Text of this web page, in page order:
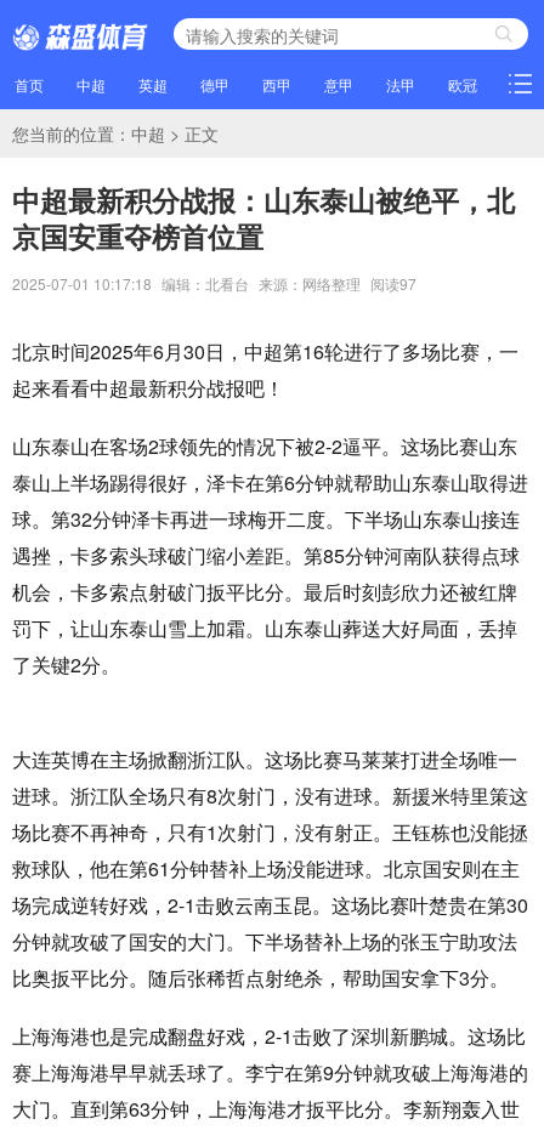
首页 中超 英超 德甲 西甲 意甲 法甲 欧冠 NBA
您当前的位置： 中超 > 正文
中超最新积分战报：山东泰山被绝平，北
京国安重夺榜首位置
2025-07-01 10:17:18 编辑：北看台 来源：网络整理 阅读97
北京时间2025年6月30日，中超第16轮进行了多场比赛，一
起来看看中超最新积分战报吧！
山东泰山在客场2球领先的情况下被2-2逼平。这场比赛山东
泰山上半场踢得很好，泽卡在第6分钟就帮助山东泰山取得进
球。第32分钟泽卡再进一球梅开二度。下半场山东泰山接连
遇挫，卡多索头球破门缩小差距。第85分钟河南队获得点球
机会，卡多索点射破门扳平比分。最后时刻彭欣力还被红牌
罚下，让山东泰山雪上加霜。山东泰山葬送大好局面，丢掉
了关键2分。
大连英博在主场掀翻浙江队。这场比赛马莱莱打进全场唯一
进球。浙江队全场只有8次射门，没有进球。新援米特里策这
场比赛不再神奇，只有1次射门，没有射正。王钰栋也没能拯
救球队，他在第61分钟替补上场没能进球。北京国安则在主
场完成逆转好戏，2-1击败云南玉昆。这场比赛叶楚贵在第30
分钟就攻破了国安的大门。下半场替补上场的张玉宁助攻法
比奥扳平比分。随后张稀哲点射绝杀，帮助国安拿下3分。
上海海港也是完成翻盘好戏，2-1击败了深圳新鹏城。这场比
赛上海海港早早就丢球了。李宁在第9分钟就攻破上海海港的
大门。直到第63分钟，上海海港才扳平比分。李新翔轰入世